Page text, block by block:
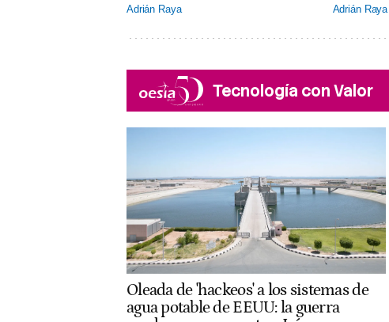
Adrián Raya Adrián Raya
Tecnología con Valor
Oleada de 'hackeos' a los sistemas de
agua potable de EEUU: la guerra